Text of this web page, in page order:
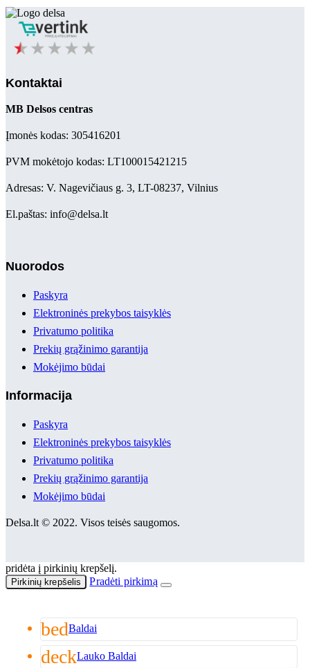
Kontaktai
MB Delsos centras
Įmonės kodas: 305416201
PVM mokėtojo kodas: LT100015421215
Adresas: V. Nagevičiaus g. 3, LT-08237, Vilnius
El.paštas: info@delsa.lt
Nuorodos
Paskyra
Elektroninės prekybos taisyklės
Privatumo politika
Prekių grąžinimo garantija
Mokėjimo būdai
Informacija
Paskyra
Elektroninės prekybos taisyklės
Privatumo politika
Prekių grąžinimo garantija
Mokėjimo būdai
Delsa.lt © 2022. Visos teisės saugomos.
pridėta į pirkinių krepšelį.
Pirkinių krepšelis Pradėti pirkimą
bedBaldai
deckLauko Baldai